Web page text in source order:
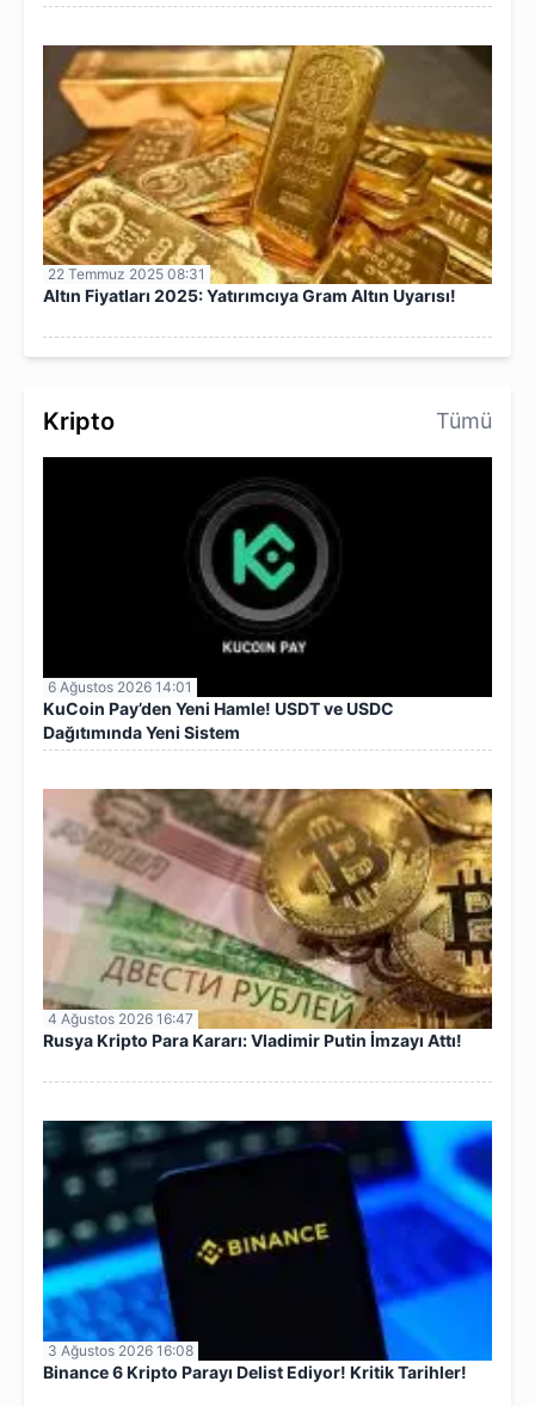
22 Temmuz 2025 08:31
Altın Fiyatları 2025: Yatırımcıya Gram Altın Uyarısı!
Kripto Tümü
6 Ağustos 2026 14:01
KuCoin Pay’den Yeni Hamle! USDT ve USDC
Dağıtımında Yeni Sistem
4 Ağustos 2026 16:47
Rusya Kripto Para Kararı: Vladimir Putin İmzayı Attı!
3 Ağustos 2026 16:08
Binance 6 Kripto Parayı Delist Ediyor! Kritik Tarihler!